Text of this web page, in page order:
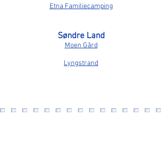
Etna Familiecamping
Søndre Land
Moen Gård
Lyngstrand